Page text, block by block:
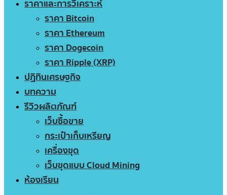
ราคาและการวิเคราะห์
ราคา Bitcoin
ราคา Ethereum
ราคา Dogecoin
ราคา Ripple (XRP)
ปฏิทินเศรษฐกิจ
บทความ
รีวิวผลิตภัณฑ์
เว็บซื้อขาย
กระเป๋าเก็บเหรียญ
เครื่องขุด
เว็บขุดแบบ Cloud Mining
ห้องเรียน